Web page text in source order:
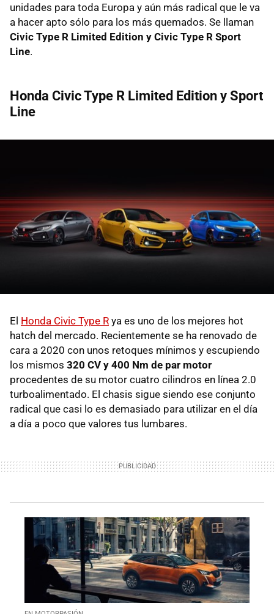
unidades para toda Europa y aún más radical que le va
a hacer apto sólo para los más quemados. Se llaman
Civic Type R Limited Edition y Civic Type R Sport
Line.
Honda Civic Type R Limited Edition y Sport
Line
El Honda Civic Type R ya es uno de los mejores hot
hatch del mercado. Recientemente se ha renovado de
cara a 2020 con unos retoques mínimos y escupiendo
los mismos 320 CV y 400 Nm de par motor
procedentes de su motor cuatro cilindros en línea 2.0
turboalimentado. El chasis sigue siendo ese conjunto
radical que casi lo es demasiado para utilizar en el día
a día a poco que valores tus lumbares.